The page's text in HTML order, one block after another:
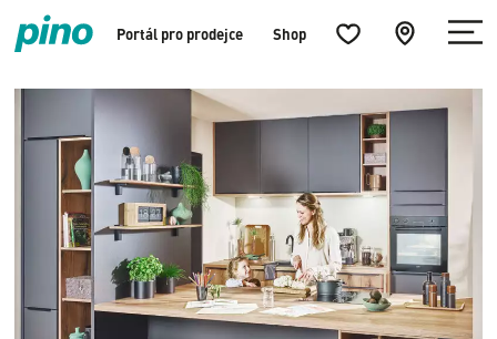
Portál pro prodejce Shop Küchenfavoriten
öffnen
zur
Händlersuche
Menü
öffnen